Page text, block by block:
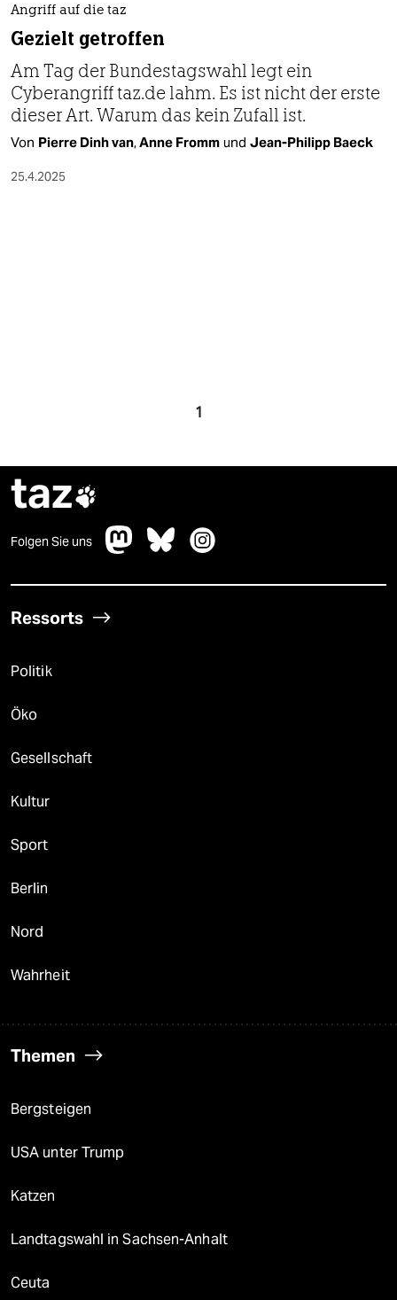
unterstützen
abo
genossenschaft
epaper login
Angriff auf die taz
Gezielt getroffen
Am Tag der Bundestagswahl legt ein
Cyberangriff taz.de lahm. Es ist nicht der erste
dieser Art. Warum das kein Zufall ist.
Von Pierre Dinh van,Anne Fromm und Jean-Philipp Baeck
25.4.2025
1
taz
Folgen Sie uns
Ressorts
Politik
Öko
Gesellschaft
Kultur
Sport
Berlin
Nord
Wahrheit
Themen
Bergsteigen
USA unter Trump
Katzen
Landtagswahl in Sachsen-Anhalt
Ceuta